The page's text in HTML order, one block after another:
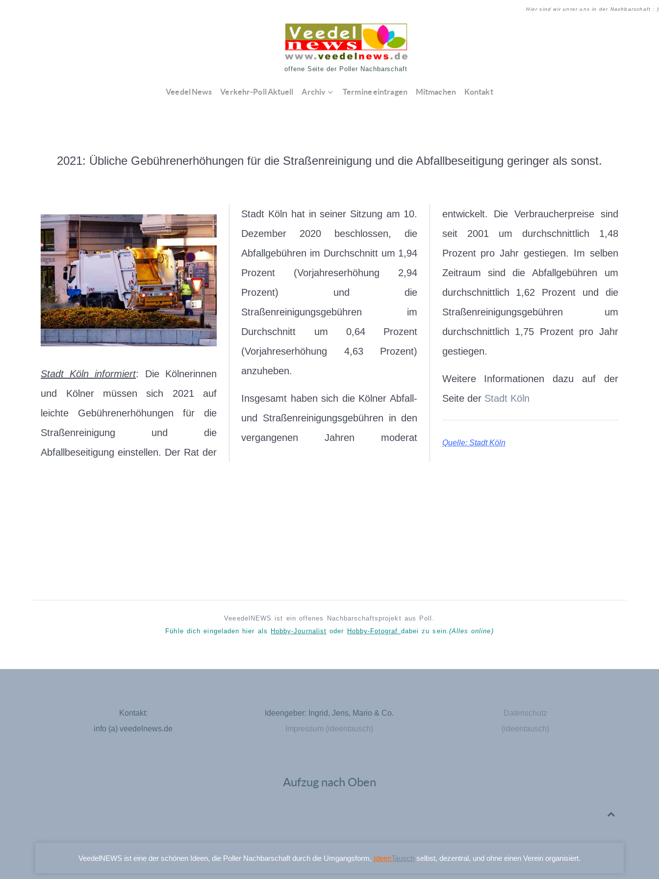
Hier sind wir unter uns in der Nachbarschaft : )
offene Seite der Poller Nachbarschaft
Veedel News Verkehr-Poll Aktuell Archiv Termine eintragen Mitmachen Kontakt
2021: Übliche Gebührenerhöhungen für die Straßenreinigung und die Abfallbeseitigung geringer als sonst.
Stadt Köln informiert: Die Kölnerinnen
und Kölner müssen sich 2021 auf
leichte Gebührenerhöhungen für die
Straßenreinigung und die
Abfallbeseitigung einstellen. Der Rat der
Stadt Köln hat in seiner Sitzung am 10.
Dezember 2020 beschlossen, die
Abfallgebühren im Durchschnitt um 1,94
Prozent (Vorjahreserhöhung 2,94
Prozent) und die
Straßenreinigungsgebühren im
Durchschnitt um 0,64 Prozent
(Vorjahreserhöhung 4,63 Prozent)
anzuheben.
Insgesamt haben sich die Kölner Abfall-
und Straßenreinigungsgebühren in den
vergangenen Jahren moderat
entwickelt. Die Verbraucherpreise sind
seit 2001 um durchschnittlich 1,48
Prozent pro Jahr gestiegen. Im selben
Zeitraum sind die Abfallgebühren um
durchschnittlich 1,62 Prozent und die
Straßenreinigungsgebühren um
durchschnittlich 1,75 Prozent pro Jahr
gestiegen.
Weitere Informationen dazu auf der
Seite der Stadt Köln
Quelle: Stadt Köln
VeeedelNEWS ist ein offenes Nachbarschaftsprojekt aus Poll.
Fühle dich eingeladen hier als
Hobby-Journalist oder Hobby-Fotograf dabei zu sein.(Alles online)
Kontakt:
info (a) veedelnews.de
Ideengeber: Ingrid, Jens, Mario & Co.
Impressum (ideentausch)
Datenschutz
(ideentausch)
Aufzug nach Oben
VeedelNEWS ist eine der schönen Ideen, die Poller Nachbarschaft durch die Umgangsform, IdeenTausch selbst, dezentral, und ohne einen Verein organisiert.